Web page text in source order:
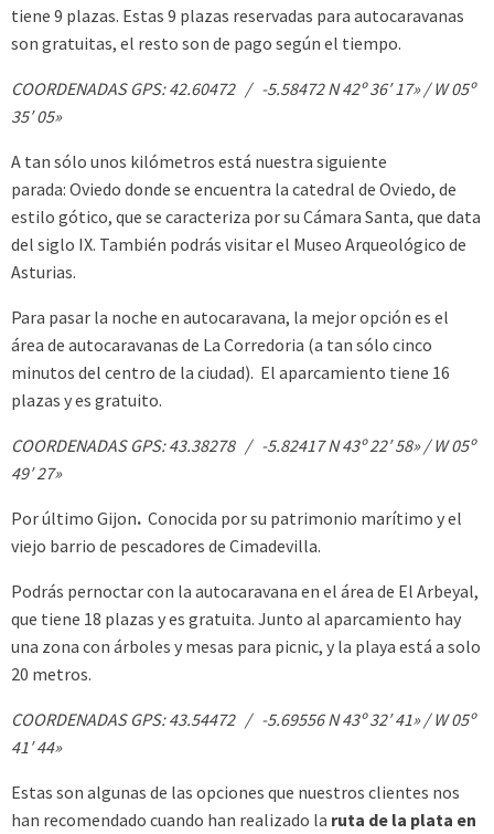
tiene 9 plazas. Estas 9 plazas reservadas para autocaravanas
son gratuitas, el resto son de pago según el tiempo.
COORDENADAS GPS: 42.60472 / -5.58472 N 42º 36′ 17» / W 05º
35′ 05»
A tan sólo unos kilómetros está nuestra siguiente
parada: Oviedo donde se encuentra la catedral de Oviedo, de
estilo gótico, que se caracteriza por su Cámara Santa, que data
del siglo IX. También podrás visitar el Museo Arqueológico de
Asturias.
Para pasar la noche en autocaravana, la mejor opción es el
área de autocaravanas de La Corredoria (a tan sólo cinco
minutos del centro de la ciudad). El aparcamiento tiene 16
plazas y es gratuito.
COORDENADAS GPS: 43.38278 / -5.82417 N 43º 22′ 58» / W 05º
49′ 27»
Por último Gijon. Conocida por su patrimonio marítimo y el
viejo barrio de pescadores de Cimadevilla.
Podrás pernoctar con la autocaravana en el área de El Arbeyal,
que tiene 18 plazas y es gratuita. Junto al aparcamiento hay
una zona con árboles y mesas para picnic, y la playa está a solo
20 metros.
COORDENADAS GPS: 43.54472 / -5.69556 N 43º 32′ 41» / W 05º
41′ 44»
Estas son algunas de las opciones que nuestros clientes nos
han recomendado cuando han realizado la ruta de la plata en